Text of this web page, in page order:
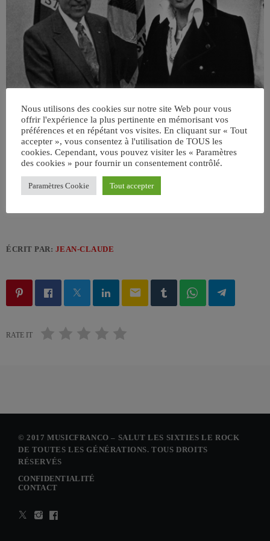
ÉCRIT PAR: JEAN-CLAUDE
email
RATE IT
© 2017 MUSICFRANCO – SALUT LES SIXTIES LE ROCK
DE TOUTES LES GÉNÉRATIONS. TOUS DROITS
RÉSERVÉS
CONFIDENTIALITÉ
CONTACT
Nous utilisons des cookies sur notre site Web pour vous
offrir l'expérience la plus pertinente en mémorisant vos
préférences et en répétant vos visites. En cliquant sur « Tout
accepter », vous consentez à l'utilisation de TOUS les
cookies. Cependant, vous pouvez visiter les « Paramètres
des cookies » pour fournir un consentement contrôlé.
Paramètres Cookie Tout accepter